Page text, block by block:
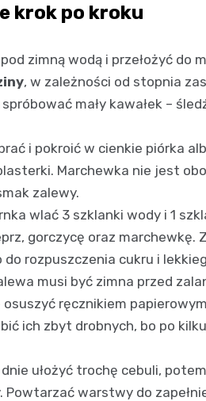
krok po kroku
zimną wodą i przełożyć do
, w zależności od stopnia
mały kawałek –
i pokroić w cienkie piórka
Marchewka nie jest
zalewy.
wlać 3 szklanki wody i 1
gorczycę oraz marchewkę.
do rozpuszczenia cukru i
musi być zimna przed
ręcznikiem
ich zbyt drobnych, bo po
dnie ułożyć trochę cebuli,
warstwy do